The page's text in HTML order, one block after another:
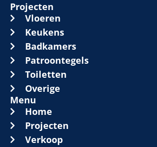
Projecten
Vloeren
Keukens
Badkamers
Patroontegels
Toiletten
Overige
Menu
Home
Projecten
Verkoop